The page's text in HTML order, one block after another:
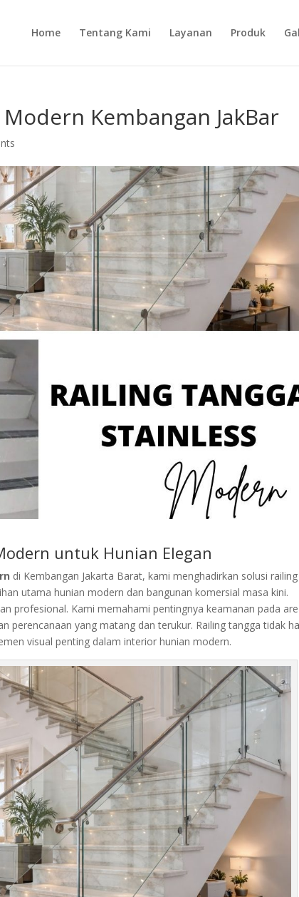
Home Tentang Kami Layanan Produk
Kembangan JakBar
untuk Hunian Elegan
di Kembangan Jakarta Barat, kami menghadirkan solusi railing
utama hunian modern dan bangunan komersial masa kini.
profesional. Kami memahami pentingnya keamanan pada
perencanaan yang matang dan terukur. Railing tangga tidak
visual penting dalam interior hunian modern.